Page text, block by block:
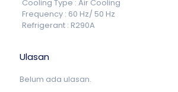
Cooling Type : Air Cooling
Frequency : 60 Hz/ 50 Hz
Refrigerant : R290A
Ulasan
Belum ada ulasan.